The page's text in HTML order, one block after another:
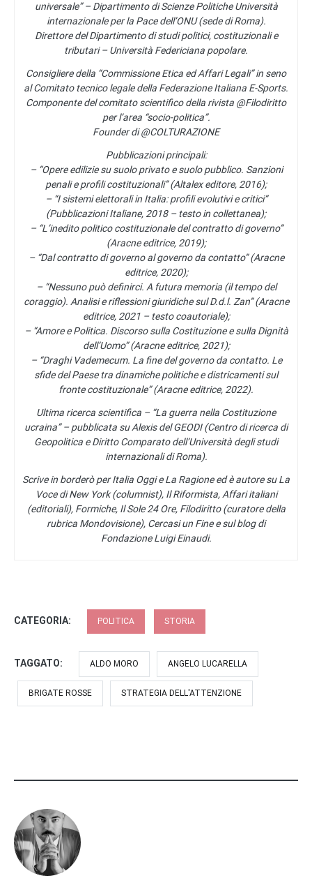
universale” – Dipartimento di Scienze Politiche Università
internazionale per la Pace dell’ONU (sede di Roma).
Direttore del Dipartimento di studi politici, costituzionali e
tributari – Università Federiciana popolare.
Consigliere della “Commissione Etica ed Affari Legali” in seno
al Comitato tecnico legale della Federazione Italiana E-Sports.
Componente del comitato scientifico della rivista @Filodiritto
per l’area “socio-politica”.
Founder di @COLTURAZIONE
Pubblicazioni principali:
– “Opere edilizie su suolo privato e suolo pubblico. Sanzioni
penali e profili costituzionali” (Altalex editore, 2016);
– “I sistemi elettorali in Italia: profili evolutivi e critici”
(Pubblicazioni Italiane, 2018 – testo in collettanea);
– “L’inedito politico costituzionale del contratto di governo”
(Aracne editrice, 2019);
– “Dal contratto di governo al governo da contatto” (Aracne
editrice, 2020);
– “Nessuno può definirci. A futura memoria (il tempo del
coraggio). Analisi e riflessioni giuridiche sul D.d.l. Zan” (Aracne
editrice, 2021 – testo coautoriale);
– “Amore e Politica. Discorso sulla Costituzione e sulla Dignità
dell’Uomo” (Aracne editrice, 2021);
– “Draghi Vademecum. La fine del governo da contatto. Le
sfide del Paese tra dinamiche politiche e districamenti sul
fronte costituzionale” (Aracne editrice, 2022).
Ultima ricerca scientifica – “La guerra nella Costituzione
ucraina” – pubblicata su Alexis del GEODI (Centro di ricerca di
Geopolitica e Diritto Comparato dell’Università degli studi
internazionali di Roma).
Scrive in borderò per Italia Oggi e La Ragione ed è autore su La
Voce di New York (columnist), Il Riformista, Affari italiani
(editoriali), Formiche, Il Sole 24 Ore, Filodiritto (curatore della
rubrica Mondovisione), Cercasi un Fine e sul blog di
Fondazione Luigi Einaudi.
CATEGORIA: POLITICA STORIA
TAGGATO: ALDO MORO ANGELO LUCARELLA
BRIGATE ROSSE STRATEGIA DELL'ATTENZIONE